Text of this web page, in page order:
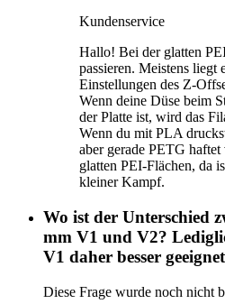
Kundenservice
Hallo! Bei der glatten
passieren. Meistens liegt
Einstellungen des Z-
Wenn deine Düse beim
der Platte ist, wird das
Wenn du mit PLA
aber gerade PETG
glatten PEI-Flächen, da
kleiner Kampf.
Wo ist der Unterschied
mm V1 und V2?
V1 daher besser
Diese Frage wurde noch nicht